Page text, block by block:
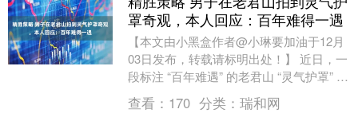
罩奇观，本人回应：百年难得一遇
【本文由小黑盒作者@小琳要加油于12月
03日发布，转载请标明出处！】 近日，一
段标注 “百年难遇” 的老君山 “灵气护罩” 视
频在网络走红，1200 万次的观看....
查看： 170 分类： 瑞和网